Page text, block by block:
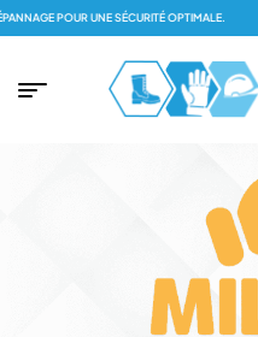
POUR UNE SÉCURITÉ OPTIMALE.